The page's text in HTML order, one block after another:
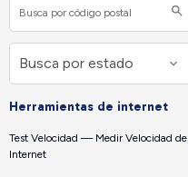
Herramientas de internet
Test Velocidad — Medir Velocidad de
Internet